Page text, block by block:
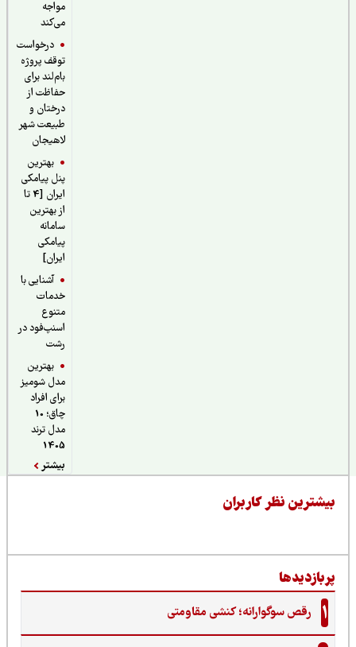
درخواست
توقف پروژه
بام‌لند برای
حفاظت از
درختان و
طبیعت شهر
لاهیجان
بهترین
پنل پیامکی
ایران [4 تا
از بهترین
سامانه
پیامکی
آشنایی با
خدمات
اسنپ‌فود در
بهترین
مدل شومیز
برای افراد
چاق؛ 10
مدل ترند
نظر کاربران
رقص سوگوارانه؛ کنشی مقاومتی